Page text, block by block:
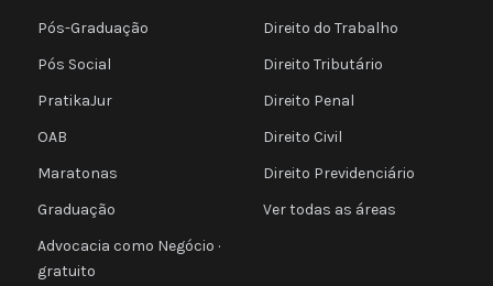
Pós-Graduação
Pós Social
PratikaJur
OAB
Maratonas
Graduação
Advocacia como Negócio ·
gratuito
Direito do Trabalho
Direito Tributário
Direito Penal
Direito Civil
Direito Previdenciário
Ver todas as áreas